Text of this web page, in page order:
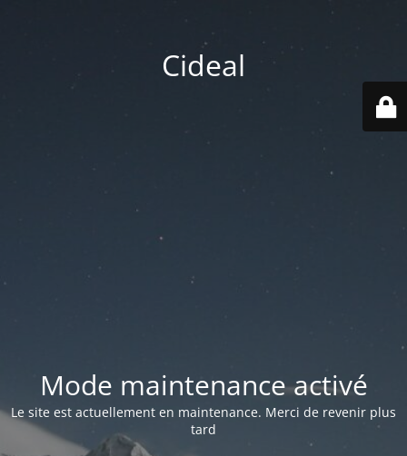
Cideal
Mode maintenance activé
Le site est actuellement en maintenance. Merci de revenir plus
tard